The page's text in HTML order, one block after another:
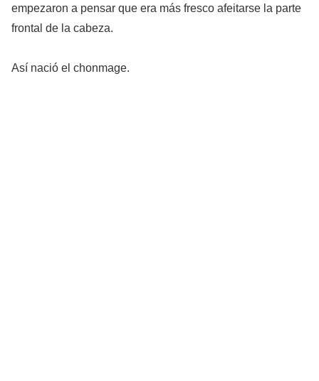
empezaron a pensar que era más fresco afeitarse la parte
frontal de la cabeza.
Así nació el chonmage.